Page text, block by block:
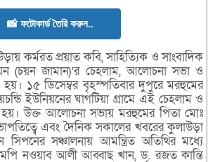
📸 ফটোকার্ড তৈরি করুন..
কর্মরত প্রয়াত কবি, সাহিত্যিক ও সাংবাদিক
(চয়ন জামান)’র চেহলাম, আলোচনা সভা ও
হয়। ১৫ ডিসেম্বর বৃহস্পতিবার দুপুরে মরহুমের
ইউনিয়নের ঘাগটিয়া গ্রামে এই চেহলাম ও
উক্ত আলোচনা সভায় মরহুমের পিতা মোঃ
এবং দৈনিক সকালের খবরের কুলাউড়া
সিপনের সঞ্চালনায় আমন্ত্রিত অতিথির মধ্যে
নওয়াব আলী আব্বাছ খান, ড. রজত কান্তি